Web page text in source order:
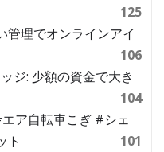
125
管理でオンラインアイ
106
ジ: 少額の資金で大き
104
ア自転車こぎ #シェ
ト
101